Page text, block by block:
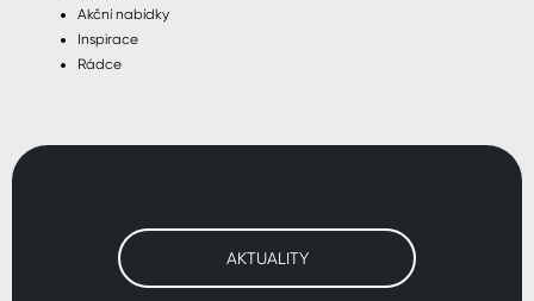
Akční nabídky
Inspirace
Rádce
AKTUALITY